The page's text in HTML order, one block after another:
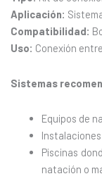
Aplicación:
Compatibilidad:
Uso: Conexión
Sistemas
Equipos de
Piscinas
natación o